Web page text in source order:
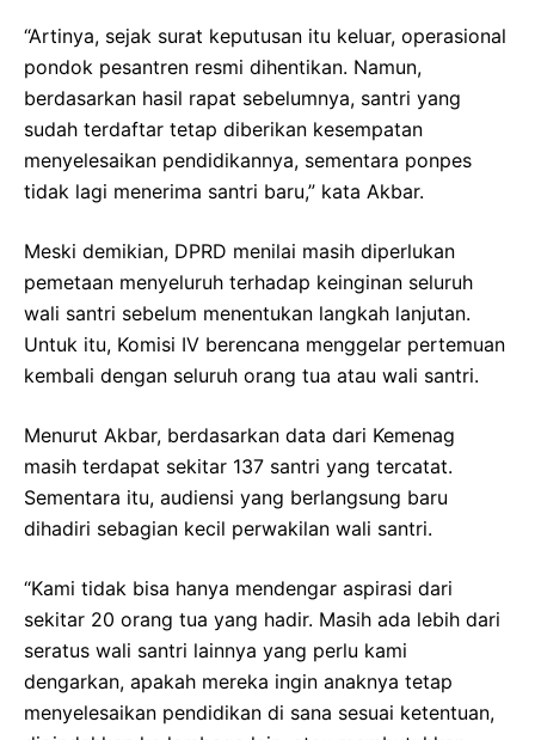
“Artinya, sejak surat keputusan itu keluar, operasional
pondok pesantren resmi dihentikan. Namun,
berdasarkan hasil rapat sebelumnya, santri yang
sudah terdaftar tetap diberikan kesempatan
menyelesaikan pendidikannya, sementara ponpes
tidak lagi menerima santri baru,” kata Akbar.
Meski demikian, DPRD menilai masih diperlukan
pemetaan menyeluruh terhadap keinginan seluruh
wali santri sebelum menentukan langkah lanjutan.
Untuk itu, Komisi IV berencana menggelar pertemuan
kembali dengan seluruh orang tua atau wali santri.
Menurut Akbar, berdasarkan data dari Kemenag
masih terdapat sekitar 137 santri yang tercatat.
Sementara itu, audiensi yang berlangsung baru
dihadiri sebagian kecil perwakilan wali santri.
“Kami tidak bisa hanya mendengar aspirasi dari
sekitar 20 orang tua yang hadir. Masih ada lebih dari
seratus wali santri lainnya yang perlu kami
dengarkan, apakah mereka ingin anaknya tetap
menyelesaikan pendidikan di sana sesuai ketentuan,